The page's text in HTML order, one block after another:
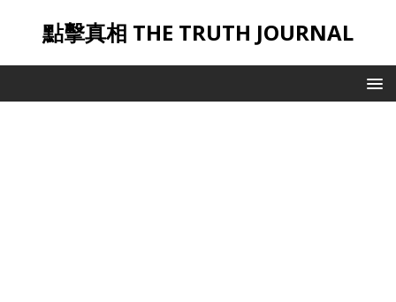
點擊真相 THE TRUTH JOURNAL